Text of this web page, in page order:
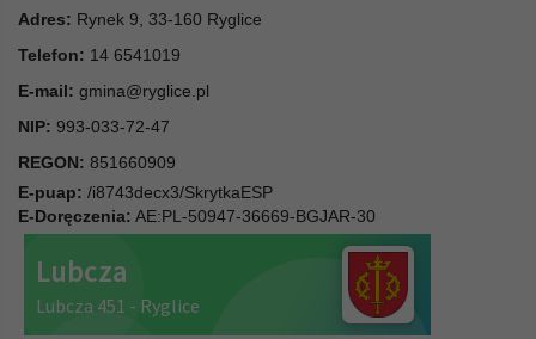
Adres: Rynek 9, 33-160 Ryglice
Telefon: 14 6541019
E-mail: gmina@ryglice.pl
NIP: 993-033-72-47
REGON: 851660909
E-puap: /i8743decx3/SkrytkaESP
E-Doręczenia: AE:PL-50947-36669-BGJAR-30